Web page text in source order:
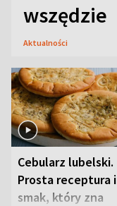
wszędzie
Aktualności
Cebularz lubelski.
Prosta receptura i
smak, który zna